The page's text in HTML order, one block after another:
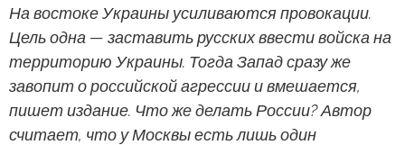
На востоке Украины усиливаются провокации.
Цель одна — заставить русских ввести войска на
территорию Украины. Тогда Запад сразу же
завопит о российской агрессии и вмешается,
пишет издание. Что же делать России? Автор
считает, что у Москвы есть лишь один